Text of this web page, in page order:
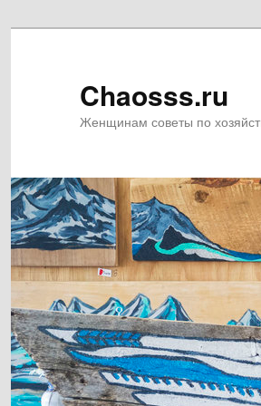
Chaosss.ru
Женщинам советы по